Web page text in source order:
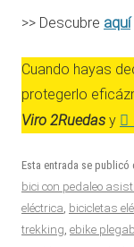
>> Descubre aquí
Cuando hayas
protegerlo
Viro 2Ruedas y
Esta entrada se publicó
bici con pedaleo
eléctrica, bicicletas
trekking, ebike